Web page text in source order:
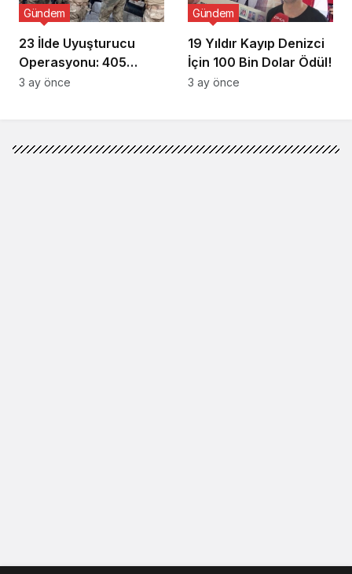
23 İlde Uyuşturucu
Operasyonu: 405
Gözaltı!
Gündem
3 ay önce
19 Yıldır Kayıp Denizci
İçin 100 Bin Dolar Ödül!
Gündem
3 ay önce